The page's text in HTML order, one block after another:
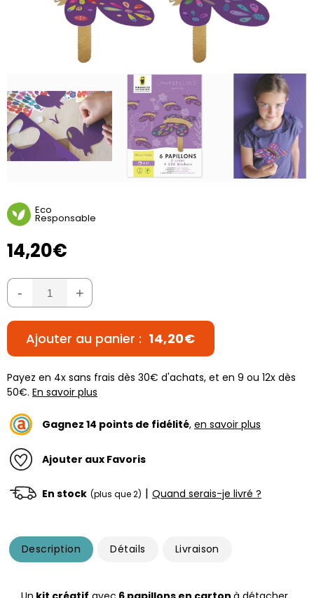
Eco
Responsable
14,20€
- +
Ajouter au panier : 14,20€
Payez en 4x sans frais dès 30€ d'achats, et en 9 ou 12x dès
50€. En savoir plus
Gagnez 14 points de fidélité, en savoir plus
Ajouter aux Favoris
En stock (plus que 2) | Quand serais-je livré ?
Description Détails Livraison